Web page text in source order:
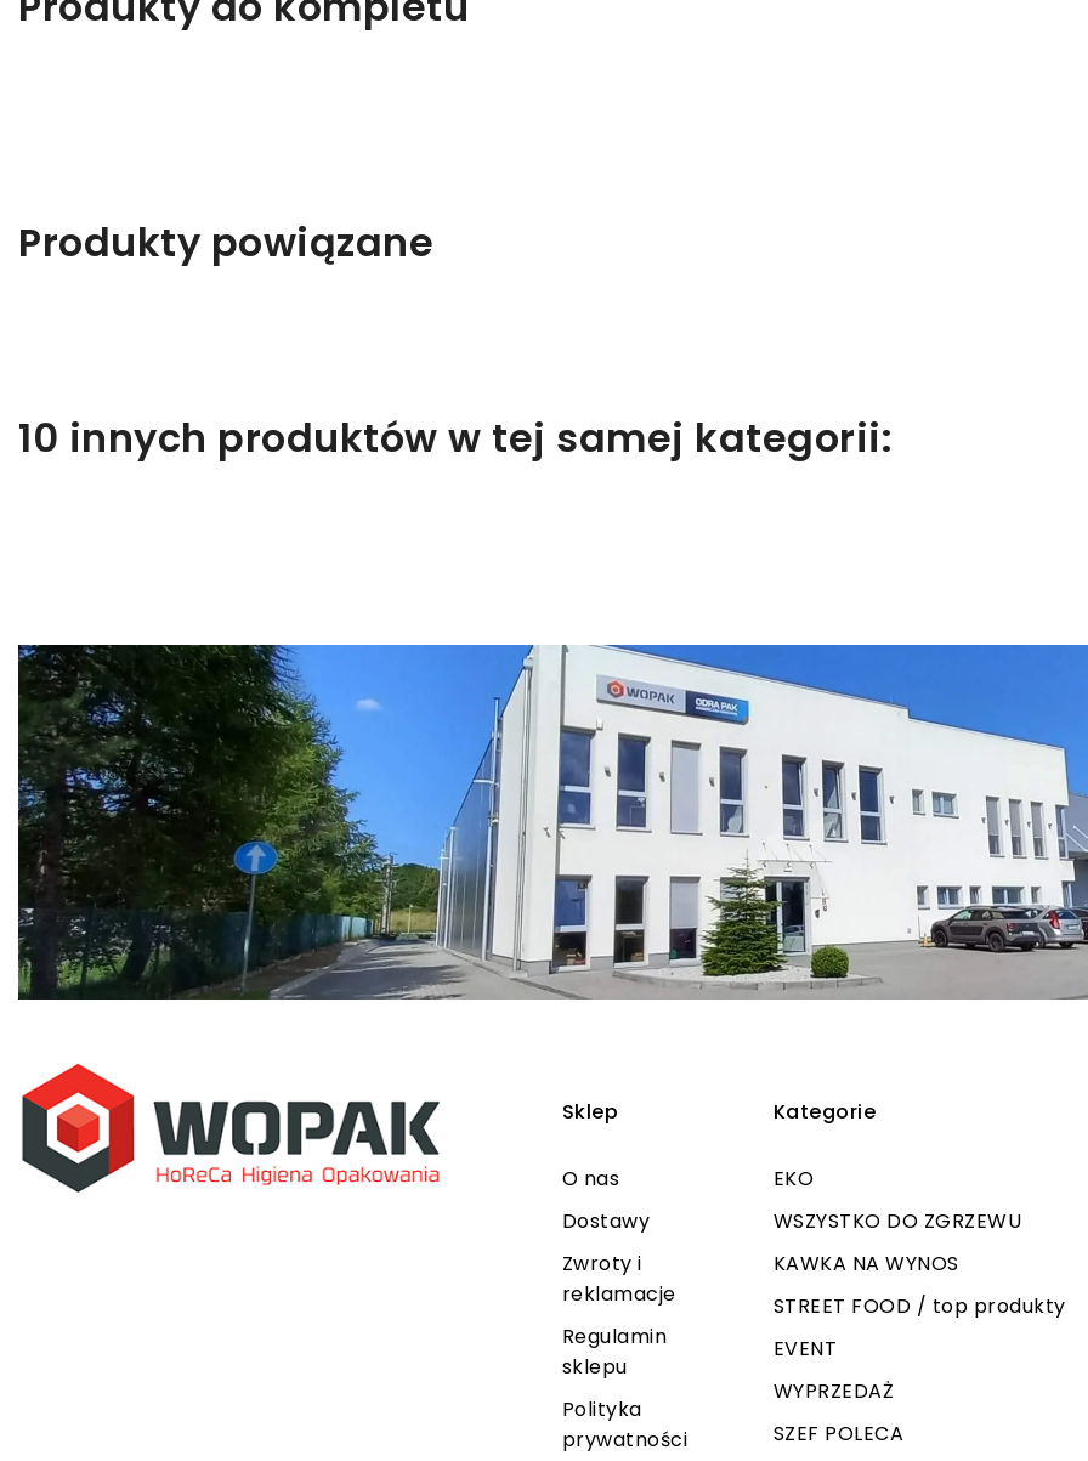
Produkty powiązane
10 innych produktów w tej samej kategorii:
Sklep
O nas
Dostawy
Zwroty i
reklamacje
Regulamin
sklepu
Polityka
prywatności
Kategorie
EKO
WSZYSTKO DO ZGRZEWU
KAWKA NA WYNOS
STREET FOOD / top produkty
EVENT
WYPRZEDAŻ
SZEF POLECA